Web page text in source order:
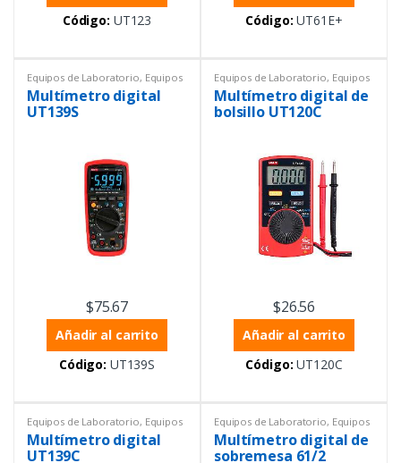
Código: UT123
Código: UT61E+
Equipos de Laboratorio, Equipos
Uni-trend Equipos y materiales
eléctricos,Instrumentación y
Procesos,Multímetros
Multímetros
Multímetro digital
UT139S
$75.67
Añadir al carrito
Código: UT139S
Equipos de Laboratorio, Equipos
Uni-trend Equipos y materiales
eléctricos,Instrumentación y
Procesos, Multímetros
Multímetros
Multímetro digital de
bolsillo UT120C
$26.56
Añadir al carrito
Código: UT120C
Equipos de Laboratorio, Equipos
Uni-trend Equipos y materiales
eléctricos,Instrumentación y
Procesos,Multímetros
Multímetro digital
UT139C
Equipos de Laboratorio, Equipos
y materiales eléctricos
Multímetros
Multímetro digital de
sobremesa 61/2